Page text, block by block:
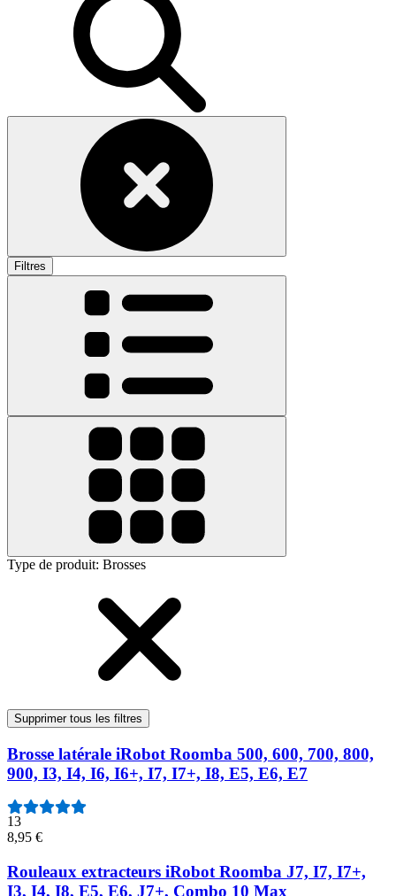
Filtres
Type de produit: Brosses
Supprimer tous les filtres
Brosse latérale iRobot Roomba 500, 600, 700, 800,
900, I3, I4, I6, I6+, I7, I7+, I8, E5, E6, E7
13
8,95 €
Rouleaux extracteurs iRobot Roomba J7, I7, I7+,
I3, I4, I8, E5, E6, J7+, Combo 10 Max